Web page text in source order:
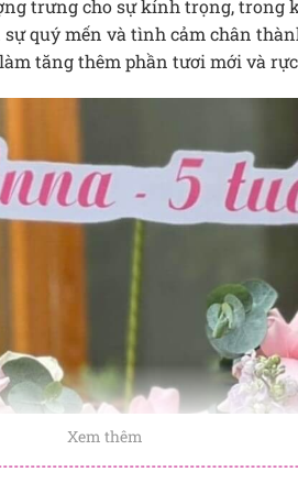
trưng cho sự kính trọng, trong
quý mến và tình cảm chân
tăng thêm phần tươi mới và
Xem thêm